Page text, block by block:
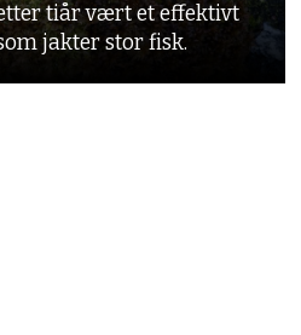
tiår vært et effektivt
jakter stor fisk.